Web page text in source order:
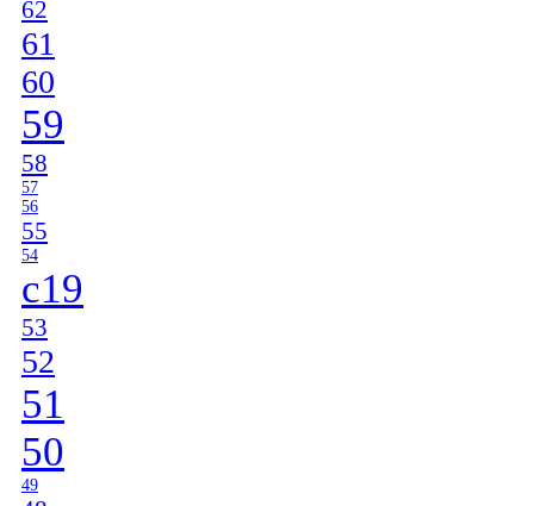
62
61
60
59
58
57
56
55
54
c19
53
52
51
50
49